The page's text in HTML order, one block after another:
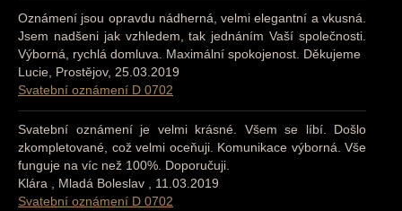
Oznámení jsou opravdu nádherná, velmi elegantní a vkusná.
Jsem nadšeni jak vzhledem, tak jednáním Vaší společnosti.
Výborná, rychlá domluva. Maximální spokojenost. Děkujeme
Lucie, Prostějov, 25.03.2019
Svatební oznámení D 0702
Svatební oznámení je velmi krásné. Všem se líbí. Došlo
zkompletované, což velmi oceňuji. Komunikace výborná. Vše
funguje na víc než 100%. Doporučuji.
Klára , Mladá Boleslav , 11.03.2019
Svatební oznámení D 0702